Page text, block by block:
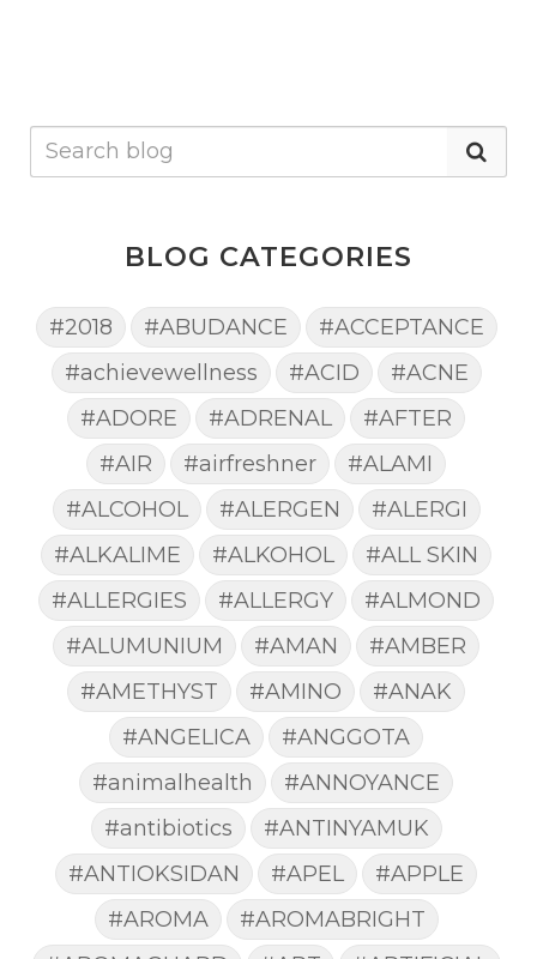
BLOG CATEGORIES
#2018 #ABUDANCE
#ACCEPTANCE
#achievewellness
#ACID
#ACNE
#ADORE
#ADRENAL
#AFTER
#AIR
#airfreshner
#ALAMI
#ALCOHOL
#ALERGEN
#ALERGI
#ALKALIME
#ALKOHOL
#ALL SKIN
#ALLERGIES
#ALLERGY
#ALMOND
#ALUMUNIUM
#AMAN
#AMBER
#AMETHYST
#AMINO
#ANAK
#ANGELICA
#ANGGOTA
#animalhealth
#ANNOYANCE
#antibiotics
#ANTINYAMUK
#ANTIOKSIDAN
#APEL
#APPLE
#AROMA
#AROMABRIGHT